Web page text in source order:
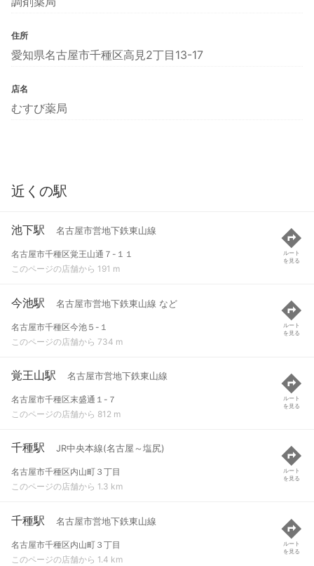
住所
愛知県名古屋市千種区高見2丁目13-17
店名
むすび薬局
近くの駅
池下駅 名古屋市営地下鉄東山線
名古屋市千種区覚王山通７-１１
このページの店舗から 191 m
ルート
を見る
今池駅 名古屋市営地下鉄東山線 など
名古屋市千種区今池５-１
このページの店舗から 734 m
ルート
を見る
覚王山駅 名古屋市営地下鉄東山線
名古屋市千種区末盛通１-７
このページの店舗から 812 m
ルート
を見る
千種駅 JR中央本線(名古屋～塩尻)
名古屋市千種区内山町３丁目
このページの店舗から 1.3 km
ルート
を見る
千種駅 名古屋市営地下鉄東山線
名古屋市千種区内山町３丁目
このページの店舗から 1.4 km
ルート
を見る